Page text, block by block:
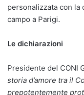
personalizzata con la
campo a Parigi.
Le dichiarazioni
Presidente del CONI
storia d’amore tra il
prepotentemente